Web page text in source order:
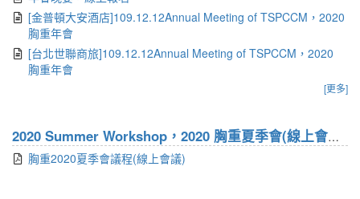
[金普頓大安酒店]109.12.12Annual Meeting of TSPCCM，2020
胸重年會
[台北世聯商旅]109.12.12Annual Meeting of TSPCCM，2020
胸重年會
[更多]
2020 Summer Workshop，2020 胸重夏季會(線上會議)
胸重2020夏季會議程(線上會議)